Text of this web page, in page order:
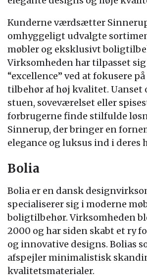
Kunderne værdsætter
omhyggeligt udvalgte
møbler og eksklusivt
Virksomheden har tilpasset
“excellence” ved at fokusere
tilbehør af høj kvalitet. Uanset
stuen, soveværelset eller
forbrugerne finde stilfulde
Sinnerup, der bringer en
elegance og luksus ind i deres
Bolia
Bolia er en dansk
specialiserer sig i moderne
boligtilbehør. Virksomheden
2000 og har siden skabt et ry
og innovative designs. Bolias
afspejler minimalistisk
kvalitetsmaterialer.